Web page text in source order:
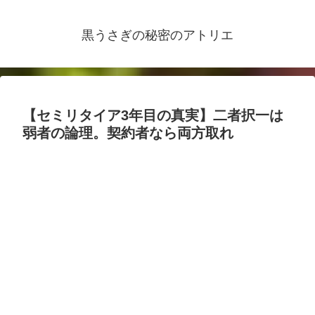
黒うさぎの秘密のアトリエ
【セミリタイア3年目の真実】二者択一は
弱者の論理。契約者なら両方取れ